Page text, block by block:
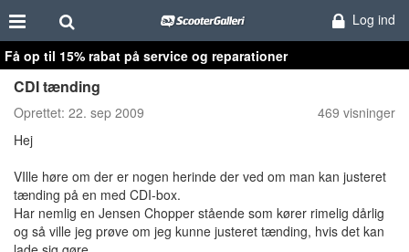
Log ind
Få op til 15% rabat på service og reparationer
CDI tænding
Oprettet: 22. sep 2009
469 visninger
Hej
VIlle høre om der er nogen herinde der ved om man kan justeret
tænding på en med CDI-box.
Har nemlig en Jensen Chopper stående som kører rimelig dårlig
og så ville jeg prøve om jeg kunne justeret tænding, hvis det kan